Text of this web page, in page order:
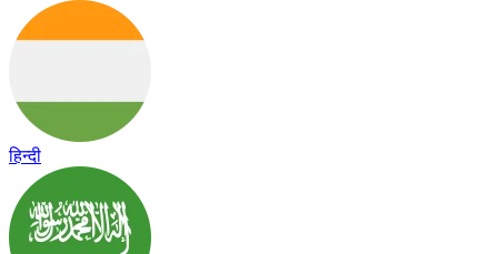
हिन्दी